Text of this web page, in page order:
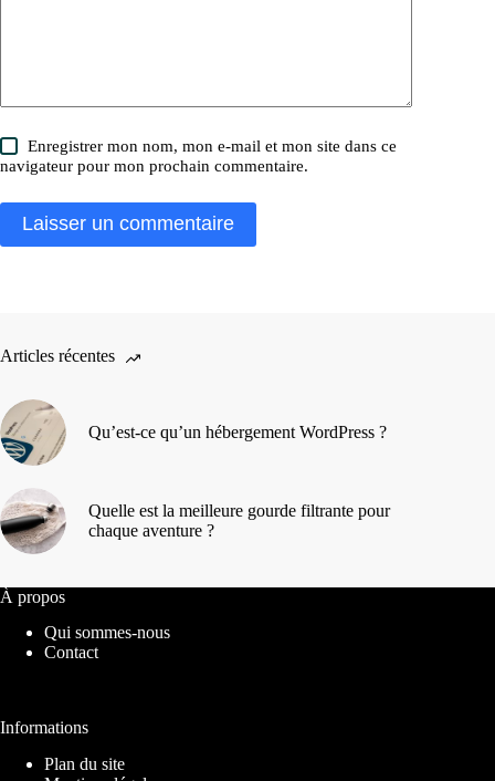
Enregistrer mon nom, mon e-mail et mon site dans ce
navigateur pour mon prochain commentaire.
Laisser un commentaire
Articles récentes
Qu’est-ce qu’un hébergement WordPress ?
Quelle est la meilleure gourde filtrante pour
chaque aventure ?
À propos
Qui sommes-nous
Contact
Informations
Plan du site